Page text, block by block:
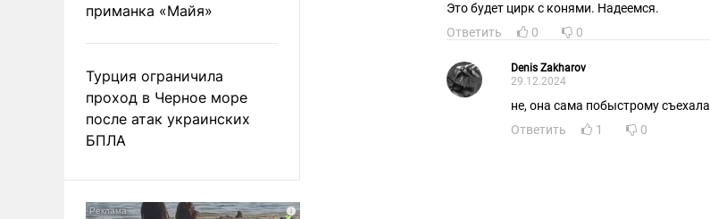
приманка «Майя»
Турция ограничила
проход в Черное море
после атак украинских
БПЛА
Это будет цирк с конями. Надеемся.
Ответить
0 0
Denis Zakharov
29.12.2024
не, она сама побыстрому съехала
Ответить
1 0